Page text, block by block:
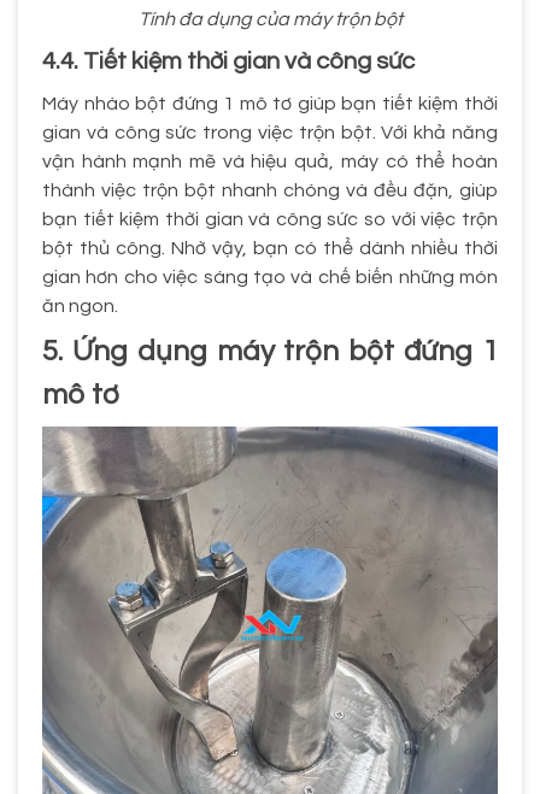
Tính đa dụng của máy trộn bột
4.4. Tiết kiệm thời gian và công sức
Máy nhào bột đứng 1 mô tơ giúp bạn tiết kiệm thời
gian và công sức trong việc trộn bột. Với khả năng
vận hành mạnh mẽ và hiệu quả, máy có thể hoàn
thành việc trộn bột nhanh chóng và đều đặn, giúp
bạn tiết kiệm thời gian và công sức so với việc trộn
bột thủ công. Nhờ vậy, bạn có thể dành nhiều thời
gian hơn cho việc sáng tạo và chế biến những món
ăn ngon.
5. Ứng dụng máy trộn bột đứng 1
mô tơ